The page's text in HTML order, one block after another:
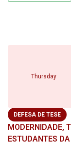
Thursday
DEFESA DE TESE
MODERNIDADE,
ESTUDANTES